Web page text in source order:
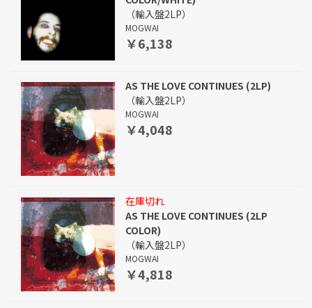
（輸入盤2LP）
MOGWAI
￥6,138
AS THE LOVE CONTINUES (2LP)
（輸入盤2LP）
MOGWAI
￥4,048
在庫切れ
AS THE LOVE CONTINUES (2LP
COLOR)
（輸入盤2LP）
MOGWAI
￥4,818